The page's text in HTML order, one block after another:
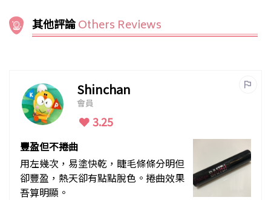
其他評論Others Reviews
Shinchan
會員
3.25
豐盈但不捲曲
用左幾次，易塗快乾，睫毛條條分明但
卻豐盈，熱天卻有點點脫色。捲曲效果
吾算明顯。